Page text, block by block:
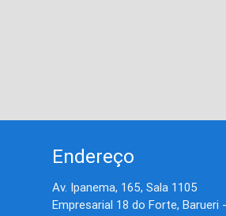
Endereço
Av. Ipanema, 165, Sala 1105
Empresarial 18 do Forte, Barueri